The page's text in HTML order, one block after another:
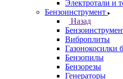
Электротали и
Бензоинструмент
Назад
Виброплиты
Газонокосилки
Бензопилы
Бензорезы
Генераторы